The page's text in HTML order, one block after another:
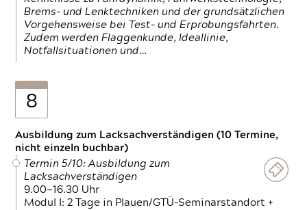
Brems- und Lenktechniken und der grundsätzlichen
Vorgehensweise bei Test- und Erprobungsfahrten.
Zudem werden Flaggenkunde, Ideallinie,
Notfallsituationen und…
8
Ausbildung zum Lacksachverständigen (10 Termine,
nicht einzeln buchbar)
Termin 5/10: Ausbildung zum
Lacksachverständigen
9.00—16.30 Uhr
Modul I: 2 Tage in Plauen/GTÜ-Seminarstandort +